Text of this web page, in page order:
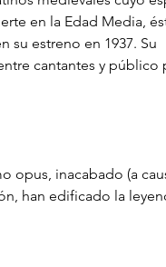
en la Edad Media,
su estreno en 1937. Su
cantantes y público
opus, inacabado (a
han edificado la